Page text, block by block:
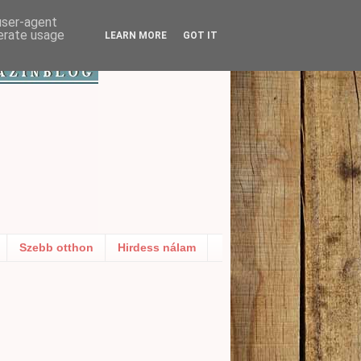
Szebb otthon Hirdess nálam
agent
usage
LEARN MORE GOT IT